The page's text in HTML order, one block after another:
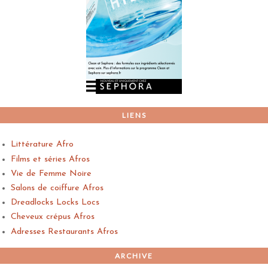
LIENS
Littérature Afro
Films et séries Afros
Vie de Femme Noire
Salons de coiffure Afros
Dreadlocks Locks Locs
Cheveux crépus Afros
Adresses Restaurants Afros
ARCHIVE